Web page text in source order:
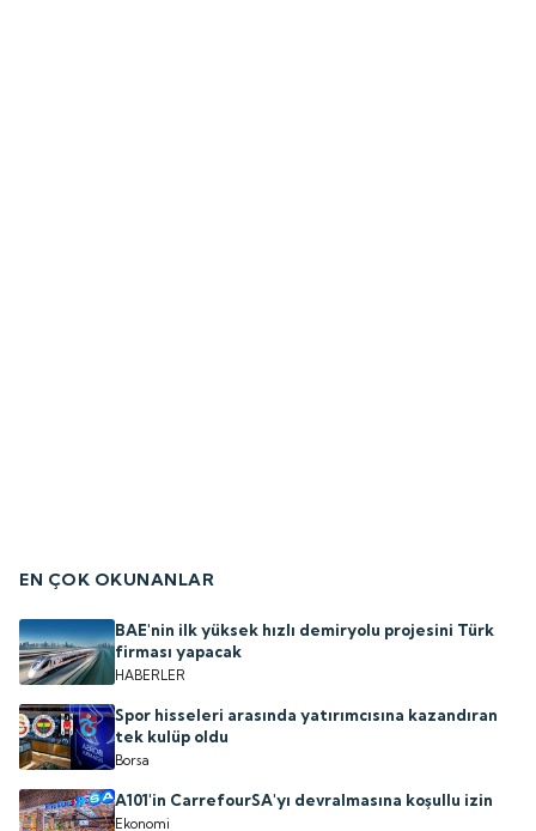
EN ÇOK OKUNANLAR
BAE'nin ilk yüksek hızlı demiryolu projesini Türk
firması yapacak
HABERLER
Spor hisseleri arasında yatırımcısına kazandıran
tek kulüp oldu
Borsa
A101'in CarrefourSA'yı devralmasına koşullu izin
Ekonomi